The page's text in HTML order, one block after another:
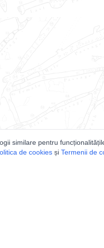
similare pentru
de cookies și Termenii de